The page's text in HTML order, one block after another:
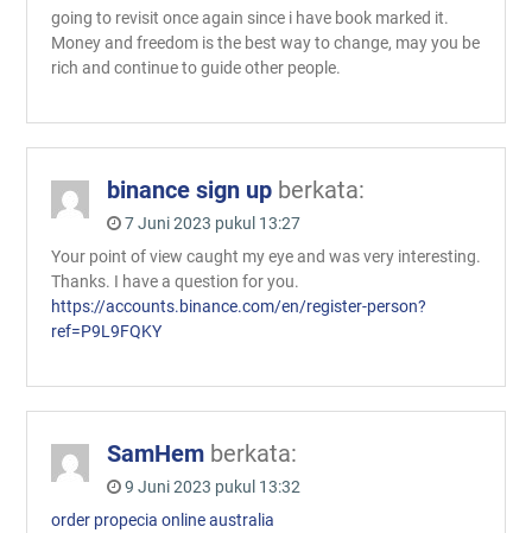
going to revisit once again since i have book marked it.
Money and freedom is the best way to change, may you be
rich and continue to guide other people.
binance sign up berkata:
7 Juni 2023 pukul 13:27
Your point of view caught my eye and was very interesting.
Thanks. I have a question for you.
https://accounts.binance.com/en/register-person?
ref=P9L9FQKY
SamHem berkata:
9 Juni 2023 pukul 13:32
order propecia online australia